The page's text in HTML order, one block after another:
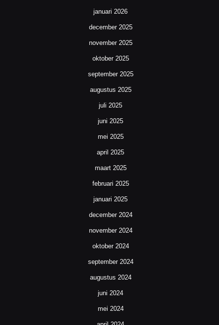
januari 2026
december 2025
november 2025
oktober 2025
september 2025
augustus 2025
juli 2025
juni 2025
mei 2025
april 2025
maart 2025
februari 2025
januari 2025
december 2024
november 2024
oktober 2024
september 2024
augustus 2024
juni 2024
mei 2024